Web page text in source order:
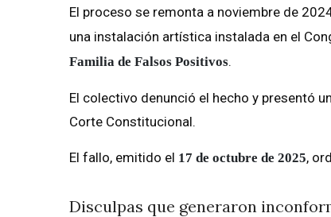
El proceso se remonta a noviembre de
una instalación artística instalada en el
Familia de Falsos Positivos.
El colectivo denunció el hecho y presentó
Corte Constitucional.
El fallo, emitido el 17 de octubre de 2025,
Disculpas que generaron